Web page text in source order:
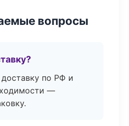
вопросы
по РФ и
—